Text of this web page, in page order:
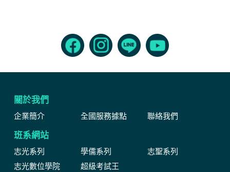
關於我們
企業簡介 全國服務據點 聯絡我們
班系網站
志光系列 學儒系列
志聖系列
志光數位學院
超級考試王